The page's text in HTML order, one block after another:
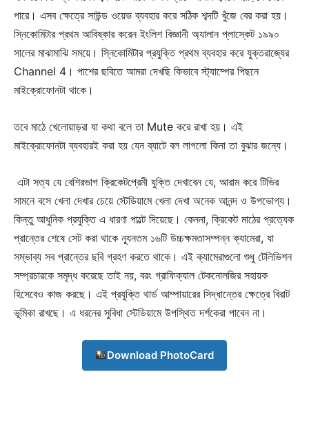
Champs21
Company
About
Subscription Plans
Download PhotoCard
পারে। এসব ক্ষেত্রে সাউন্ড ওয়েভ ব্যবহার করে সঠিক শব্দটি খুঁজে বের করা হয়।
স্নিকোমিটার প্রথম আবিষ্কার করেন ইংলিশ বিজ্ঞানী অ্যালান প্লাস্কেট ১৯৯০
সালের মাঝামাঝি সময়ে। স্নিকোমিটার প্রযুক্তি প্রথম ব্যবহার করে যুক্তরাজ্যের
Channel 4। পাশের ছবিতে আমরা দেখছি কিভাবে স্ট্যাম্পের পিছনে
মাইক্রোফোনটা থাকে।
তবে মাঠে খেলোয়াড়রা যা কথা বলে তা Mute করে রাখা হয়। এই
মাইক্রোফোনটা ব্যবহারই করা হয় যেন ব্যাটে বল লাগলো কিনা তা বুঝার জন্যে।
এটা সত্য যে বেশিরভাগ ক্রিকেটপ্রেমী যুক্তি দেখাবেন যে, আরাম করে টিভির
সামনে বসে খেলা দেখার চেয়ে স্টেডিয়ামে খেলা দেখা অনেক আনন্দ ও উপভোগ্য।
কিন্তু আধুনিক প্রযুক্তি এ ধারণা পাল্টে দিয়েছে। কেননা, ক্রিকেট মাঠের প্রত্যেক
প্রান্তের শেষে সেট করা থাকে ন্যূনতম ১৬টি উচ্চক্ষমতাসম্পন্ন ক্যামেরা, যা
সম্ভাব্য সব প্রান্তের ছবি গ্রহণ করতে থাকে। এই ক্যামেরাগুলো শুধু টেলিভিশন
সম্প্রচারকে সমৃদ্ধ করেছে তাই নয়, বরং গ্রাফিক্যাল টেকনোলজির সহায়ক
হিসেবেও কাজ করছে। এই প্রযুক্তি থার্ড আম্পায়ারের সিদ্ধান্তের ক্ষেত্রে বিরাট
ভূমিকা রাখছে। এ ধরনের সুবিধা স্টেডিয়ামে উপস্থিত দর্শকেরা পাবেন না।
Download PhotoCard